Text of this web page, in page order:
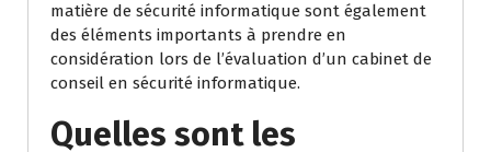
matière de sécurité informatique sont également
des éléments importants à prendre en
considération lors de l’évaluation d’un cabinet de
conseil en sécurité informatique.
Quelles sont les